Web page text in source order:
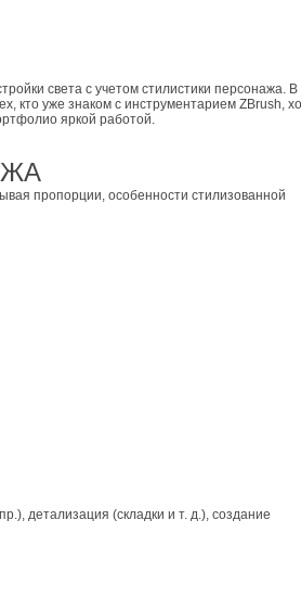
света с учетом стилистики персонажа. В
кто уже знаком с инструментарием ZBrush,
яркой работой.
пропорции, особенности стилизованной
детализация (складки и т. д.), создание